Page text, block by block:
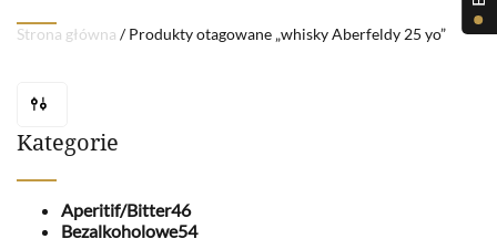
Strona główna / Produkty otagowane „whisky Aberfeldy 25 yo”
Kategorie
Aperitif/Bitter46
Bezalkoholowe54